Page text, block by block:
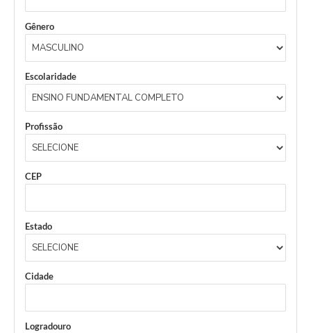
Gênero
Escolaridade
Profissão
CEP
Estado
Cidade
Logradouro